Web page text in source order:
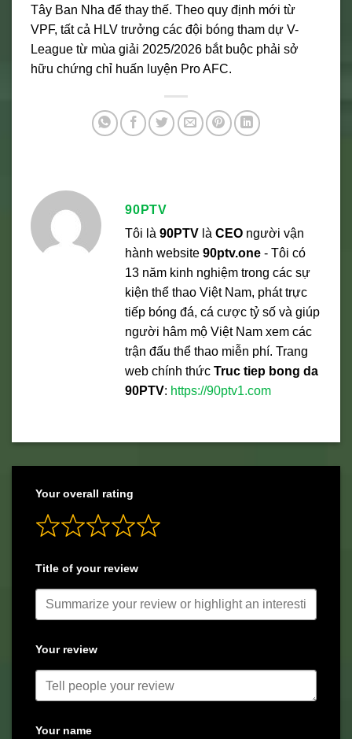
Tây Ban Nha để thay thế. Theo quy định mới từ
VPF, tất cả HLV trưởng các đội bóng tham dự V-
League từ mùa giải 2025/2026 bắt buộc phải sở
hữu chứng chỉ huấn luyện Pro AFC.
90PTV
Tôi là 90PTV là CEO người vận
hành website 90ptv.one - Tôi có
13 năm kinh nghiệm trong các sự
kiện thể thao Việt Nam, phát trực
tiếp bóng đá, cá cược tỷ số và giúp
người hâm mộ Việt Nam xem các
trận đấu thể thao miễn phí. Trang
web chính thức Truc tiep bong da
90PTV: https://90ptv1.com
Your overall rating
Title of your review
Your review
Your name